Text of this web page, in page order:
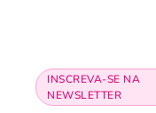
INSCREVA-SE NA
NEWSLETTER